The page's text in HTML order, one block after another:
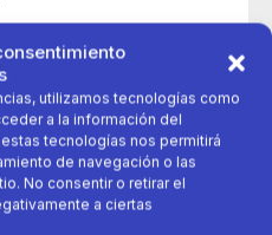
utilizamos tecnologías como
a la información del
tecnologías nos permitirá
de navegación o las
No consentir o retirar el
a ciertas
icónicos